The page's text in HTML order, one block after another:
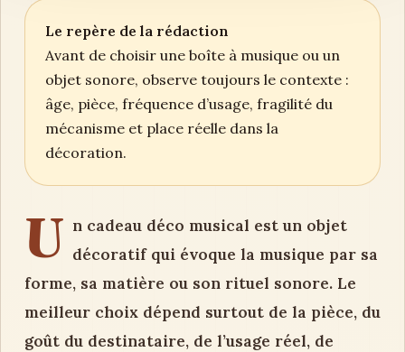
Le repère de la rédaction
Avant de choisir une boîte à musique ou un
objet sonore, observe toujours le contexte :
âge, pièce, fréquence d’usage, fragilité du
mécanisme et place réelle dans la
décoration.
U n cadeau déco musical est un objet
décoratif qui évoque la musique par sa
forme, sa matière ou son rituel sonore. Le
meilleur choix dépend surtout de la pièce, du
goût du destinataire, de l’usage réel, de